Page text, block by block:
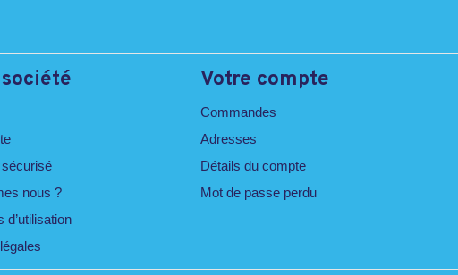
nous ?
d’utilisation
Votre compte
Commandes
Adresses
Détails du compte
Mot de passe perdu